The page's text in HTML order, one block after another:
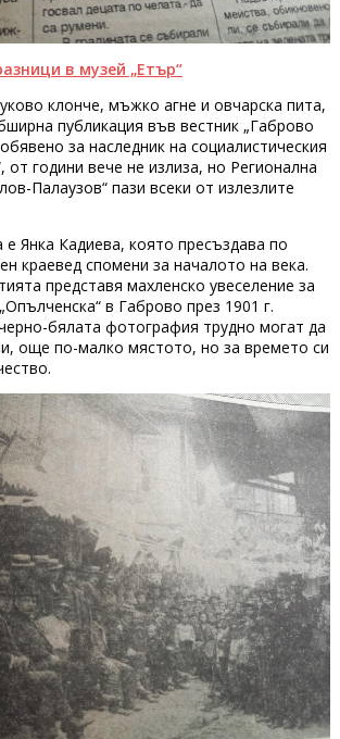
в музей „Етър“
клонче, мъжко агне и овчарска пита,
публикация във вестник „Габрово
за наследник на социалистическия
от години вече не излиза, но Регионална
Палаузов“ пази всеки от излезлите
е Янка Кадиева, която пресъздава по
краевед спомени за началото на века.
представя махленско увеселение за
в Габрово през 1901 г.
бялата фотография трудно могат да
още по-малко мястото, но за времето си